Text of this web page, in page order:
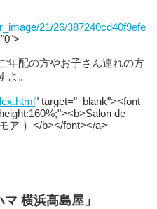
21/26/387240cd40f9efe
年配の方やお子さん連れの方
よ。
" target="_blank"><font
de
ア ）</b></font></a>
横浜髙島屋」